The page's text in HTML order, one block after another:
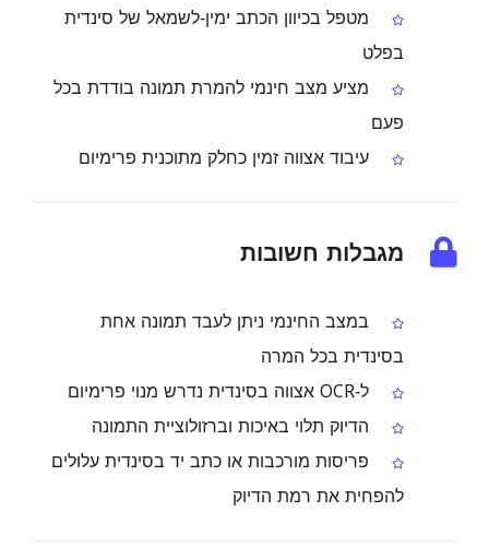
מטפל בכיוון הכתב ימין‑לשמאל של סינדית
בפלט
מציע מצב חינמי להמרת תמונה בודדת בכל
פעם
עיבוד אצווה זמין כחלק מתוכנית פרימיום
מגבלות חשובות
במצב החינמי ניתן לעבד תמונה אחת
בסינדית בכל המרה
ל‑OCR אצווה בסינדית נדרש מנוי פרימיום
הדיוק תלוי באיכות וברזולוציית התמונה
פריסות מורכבות או כתב יד בסינדית עלולים
להפחית את רמת הדיוק